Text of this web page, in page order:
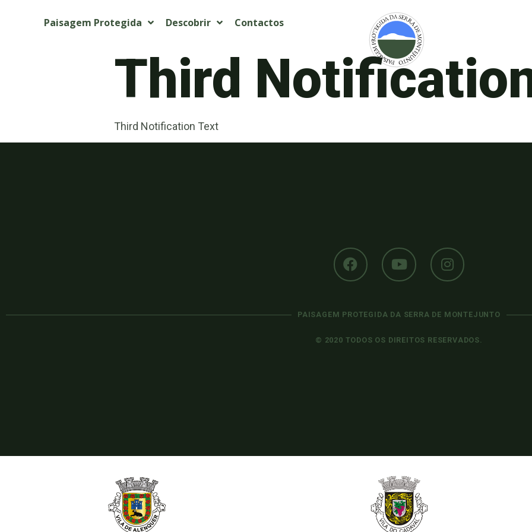
Paisagem Protegida Descobrir Contactos
Third
Third Notification Text
PAISAGEM PROTEGIDA DA SERRA DE MONTEJUNTO
© 2020 TODOS OS DIREITOS RESERVADOS.